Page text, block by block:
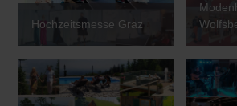
Hochzeitsmesse Graz